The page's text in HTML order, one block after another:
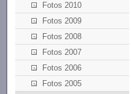
Fotos 2010
Fotos 2009
Fotos 2008
Fotos 2007
Fotos 2006
Fotos 2005